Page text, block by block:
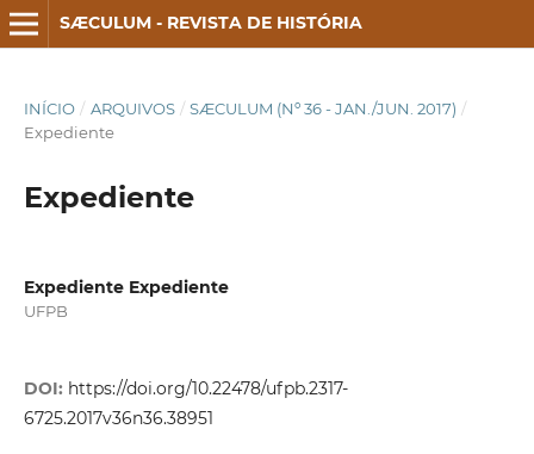
SÆCULUM - REVISTA DE HISTÓRIA
INÍCIO / ARQUIVOS / SÆCULUM (Nº 36 - JAN./JUN. 2017) /
Expediente
Expediente
Expediente Expediente
UFPB
DOI: https://doi.org/10.22478/ufpb.2317-
6725.2017v36n36.38951